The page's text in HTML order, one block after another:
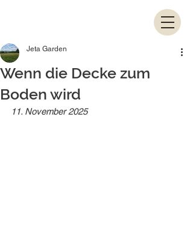
Wenn die Decke zum
Boden wird
Jeta Garden
11. November 2025